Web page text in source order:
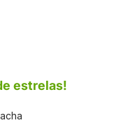
estrelas!